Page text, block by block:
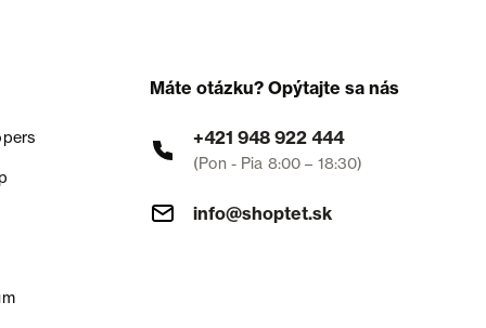
Máte otázku? Opýtajte sa nás
+421 948 922 444
(Pon - Pia 8:00 – 18:30)
info@shoptet.sk